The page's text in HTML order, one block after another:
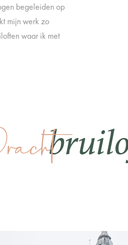
begeleiden op
mijn werk zo
waar ik met